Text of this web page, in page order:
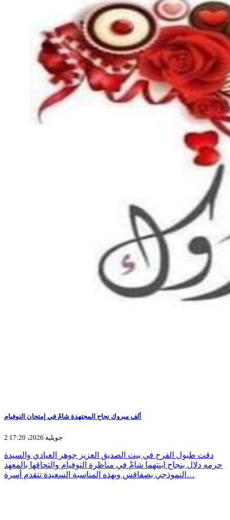
ألف مبروك نجاح المجتهدة شامْ في إمتحان النوفيام
2 جويلية 2026، 17:20
دقت طبول الفرح في بيت الصديق العزيز جوهر العيادي والسيدة
حرمه دلال بنجاح ابنتهما شامْ في مناظرة النوفيام والتحاقها بالمعهد
النموذجي بصفاقس وبهذه المناسبة السعيدة تتقدم أسرة…